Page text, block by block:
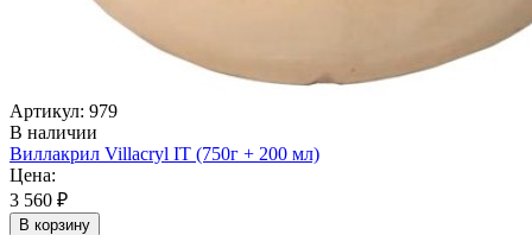
Артикул: 979
В наличии
Виллакрил Villacryl IT (750г + 200 мл)
Цена:
3 560 ₽
В корзину